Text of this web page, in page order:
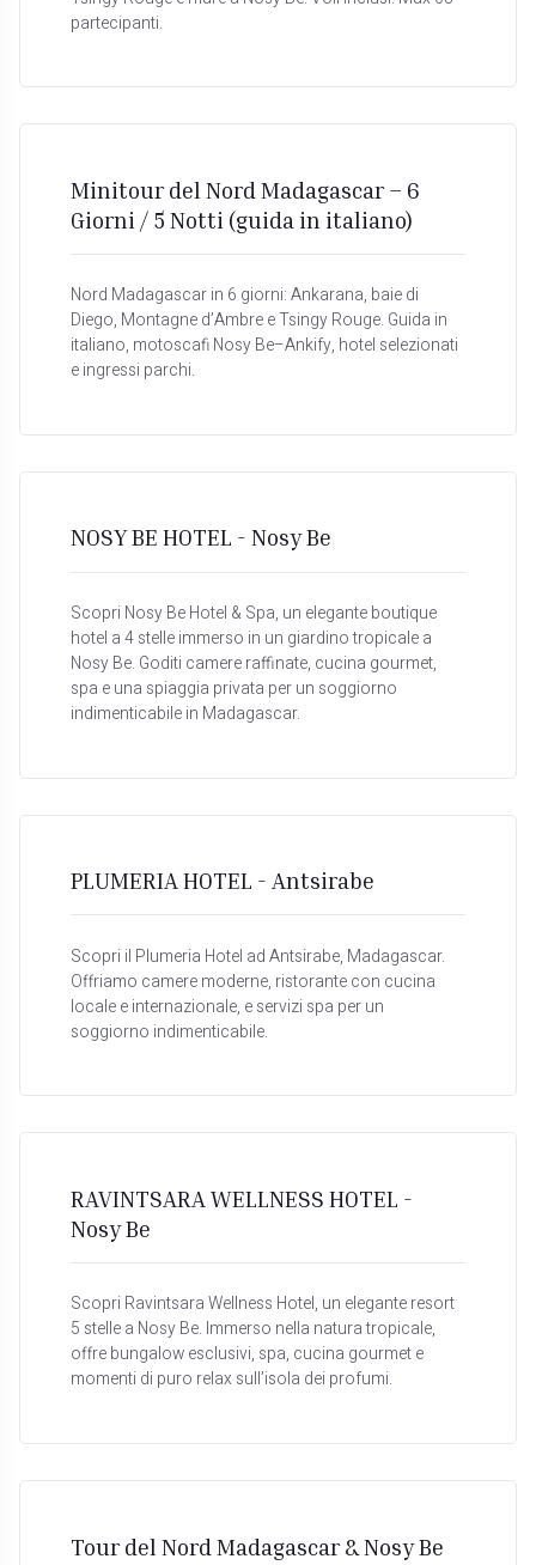
partecipanti.
Minitour del Nord Madagascar – 6
Giorni / 5 Notti (guida in italiano)
Nord Madagascar in 6 giorni: Ankarana, baie di
Diego, Montagne d’Ambre e Tsingy Rouge. Guida in
italiano, motoscafi Nosy Be–Ankify, hotel selezionati
e ingressi parchi.
NOSY BE HOTEL - Nosy Be
Scopri Nosy Be Hotel & Spa, un elegante boutique
hotel a 4 stelle immerso in un giardino tropicale a
Nosy Be. Goditi camere raffinate, cucina gourmet,
spa e una spiaggia privata per un soggiorno
indimenticabile in Madagascar.
PLUMERIA HOTEL - Antsirabe
Scopri il Plumeria Hotel ad Antsirabe, Madagascar.
Offriamo camere moderne, ristorante con cucina
locale e internazionale, e servizi spa per un
soggiorno indimenticabile.
RAVINTSARA WELLNESS HOTEL -
Nosy Be
Scopri Ravintsara Wellness Hotel, un elegante resort
5 stelle a Nosy Be. Immerso nella natura tropicale,
offre bungalow esclusivi, spa, cucina gourmet e
momenti di puro relax sull’isola dei profumi.
Tour del Nord Madagascar & Nosy Be